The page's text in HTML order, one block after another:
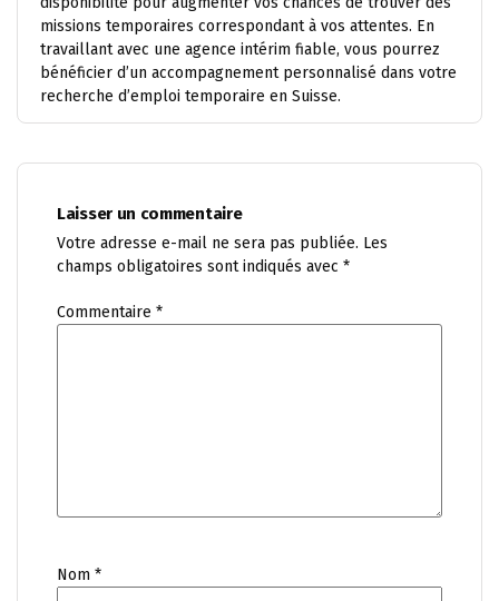
missions temporaires correspondant à vos attentes. En
travaillant avec une agence intérim fiable, vous pourrez
bénéficier d’un accompagnement personnalisé dans votre
recherche d’emploi temporaire en Suisse.
Laisser un commentaire
Votre adresse e-mail ne sera pas publiée. Les
champs obligatoires sont indiqués avec *
Commentaire *
Nom *